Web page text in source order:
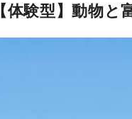
【体験型】動物